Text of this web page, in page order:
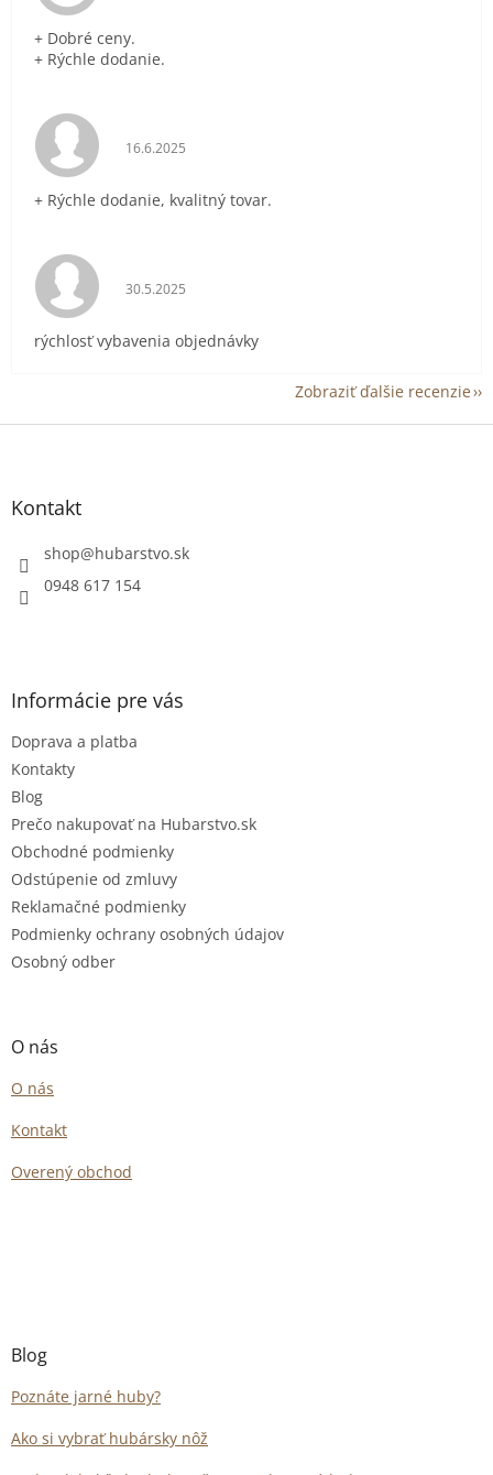
+ Dobré ceny.
+ Rýchle dodanie.
Hodnotenie obchodu je 5 z 5 hviezdičiek.
16.6.2025
+ Rýchle dodanie, kvalitný tovar.
Hodnotenie obchodu je 5 z 5 hviezdičiek.
30.5.2025
rýchlosť vybavenia objednávky
Zobraziť ďalšie recenzie
Z
Kontakt
shop@hubarstvo.sk
0948 617 154
Informácie pre vás
Doprava a platba
Kontakty
Blog
Prečo nakupovať na Hubarstvo.sk
Obchodné podmienky
Odstúpenie od zmluvy
Reklamačné podmienky
Podmienky ochrany osobných údajov
Osobný odber
O nás
O nás
Kontakt
Overený obchod
Blog
Poznáte jarné huby?
Ako si vybrať hubársky nôž